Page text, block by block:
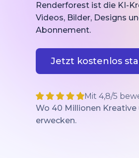
Renderforest ist die KI-
Videos, Bilder, Designs
Abonnement.
Jetzt kostenlos
Mit 4,8/5
Wo 40 Millionen
erwecken.